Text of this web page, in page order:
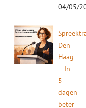
04/05/
Den
Haag
– In
5
dagen
beter